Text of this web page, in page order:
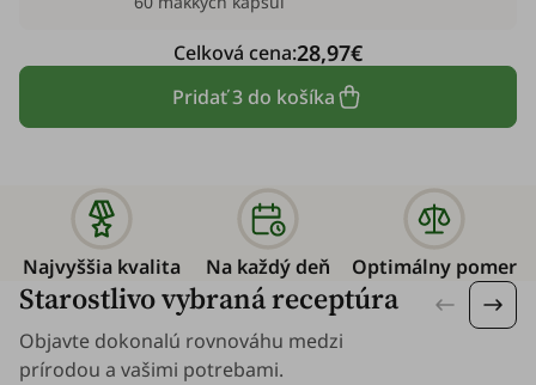
Pridať 3 do košíka
Celková cena:28,97€
Najvyššia kvalita Na každý deň Optimálny pomer
Starostlivo vybraná receptúra
Objavte dokonalú rovnováhu medzi
prírodou a vašimi potrebami.